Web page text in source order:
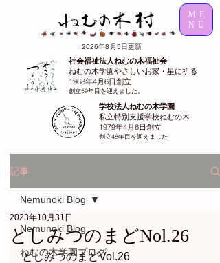
2026年8月5日更新
学校法人ねむの木学園
私立特別支援学校ねむの木
1979年4月6日創立
創立48年目を迎えました
社会福祉法人ねむの木福祉会
ねむの木学園やさしいお家・星に祈る
1968年4月6日創立
創立59年目を迎えました。
ME
NU
記事
Nemunoki Blog
ねむの木学園ブログ
Nemunoki Blog
としみつのまどNol.26
2023年10月31日
としみつのまどVol.26